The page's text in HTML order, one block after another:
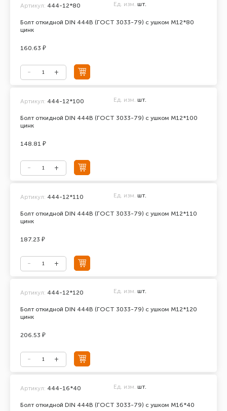
Болт откидной DIN 444В (ГОСТ 3033-79) с ушком М12*80
цинк
Артикул: 444-12*80 Ед. изм. шт.
160.63 ₽
Болт откидной DIN 444В (ГОСТ 3033-79) с ушком М12*100
цинк
Артикул: 444-12*100 Ед. изм. шт.
148.81 ₽
Болт откидной DIN 444В (ГОСТ 3033-79) с ушком М12*110
цинк
Артикул: 444-12*110 Ед. изм. шт.
187.23 ₽
Болт откидной DIN 444В (ГОСТ 3033-79) с ушком М12*120
цинк
Артикул: 444-12*120 Ед. изм. шт.
206.53 ₽
Болт откидной DIN 444В (ГОСТ 3033-79) с ушком М16*40
Артикул: 444-16*40 Ед. изм. шт.